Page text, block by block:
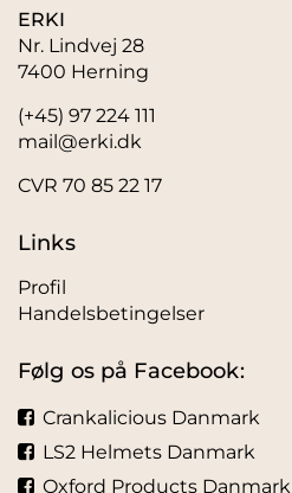
ERKI
Nr. Lindvej 28
7400 Herning
(+45) 97 224 111
mail@erki.dk
CVR 70 85 22 17
Links
Profil
Handelsbetingelser
Følg os på Facebook:
Crankalicious Danmark
LS2 Helmets Danmark
Oxford Products Danmark